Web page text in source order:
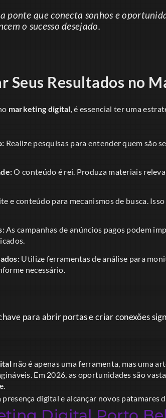
ponte que conecta sonhos e
o sucesso desejado.
Seus Resultados no
marketing digital , é essencial ter uma
Realize pesquisas para entender quem são
O conteúdo é rei. Produza materiais
e conteúdo para mecanismos de busca.
As campanhas de anúncios pagos podem
Utilize ferramentas de análise para
necessário.
para abrir portas e criar conexões
não é apenas uma ferramenta, mas uma
Em 2026, as oportunidades são
digital e alcançar novos patamares